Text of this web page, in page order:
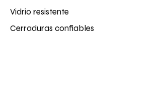
Vidrio resistente
Cerraduras confiables